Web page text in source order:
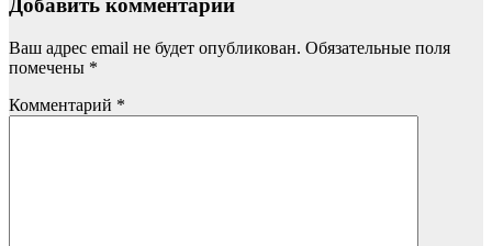
Добавить комментарий
Ваш адрес email не будет опубликован. Обязательные поля
помечены *
Комментарий *